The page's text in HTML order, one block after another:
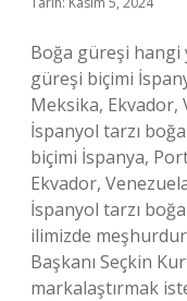
Boğa güreşi hangi
güreşi biçimi
Meksika, Ekvador,
İspanyol tarzı
biçimi İspanya,
Ekvador,
İspanyol tarzı
ilimizde
Başkanı Seçkin
markalaştırmak